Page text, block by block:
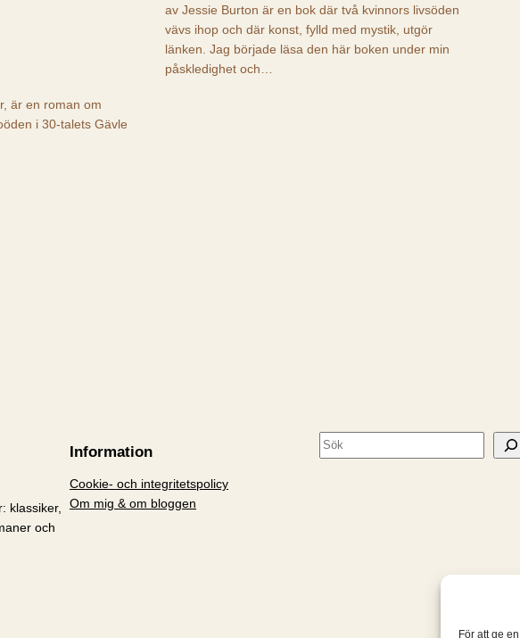
För att ge
är en roman om
i 30-talets Gävle
av Jessie Burton är en bok där två kvinnors livsöden
vävs ihop och där konst, fylld med mystik, utgör
länken. Jag började läsa den här boken under min
påskledighet och…
klassiker,
och
Information
Cookie- och integritetspolicy
Om mig & om bloggen
S